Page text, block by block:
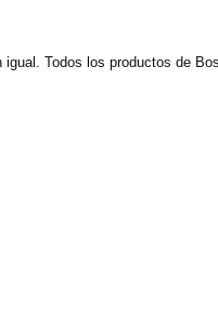
Todos los productos de